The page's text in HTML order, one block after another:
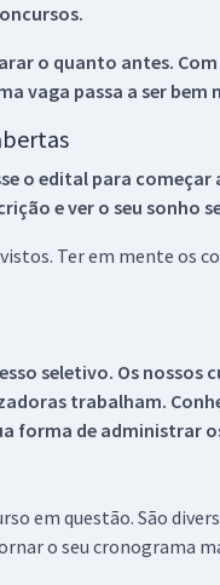
o quanto antes.
vaga passa a ser bem
o edital para
e ver o seu sonho
Ter em mente os
seletivo. Os
trabalham.
forma de administrar
em questão. São
o seu cronograma